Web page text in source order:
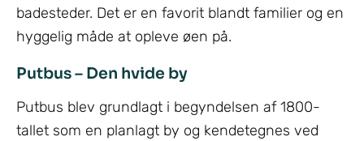
badesteder. Det er en favorit blandt familier og en
hyggelig måde at opleve øen på.
Putbus – Den hvide by
Putbus blev grundlagt i begyndelsen af 1800-
tallet som en planlagt by og kendetegnes ved